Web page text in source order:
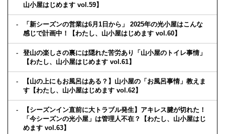
山小屋はじめます vol.59】
「新シーズンの営業は6月1日から」 2025年の光小屋はこんな
感じで計画中！【わたし、山小屋はじめます vol.60】
登山の楽しさの裏には隠れた苦労あり「山小屋のトイレ事情」
【わたし、山小屋はじめます vol.61】
【山の上にもお風呂はある？】山小屋の「お風呂事情」教えま
す【わたし、山小屋はじめます vol.62】
【シーズンイン直前に大トラブル発生】アキレス腱が切れた！
「今シーズンの光小屋」は管理人不在？【わたし、山小屋はじ
めます vol.63】